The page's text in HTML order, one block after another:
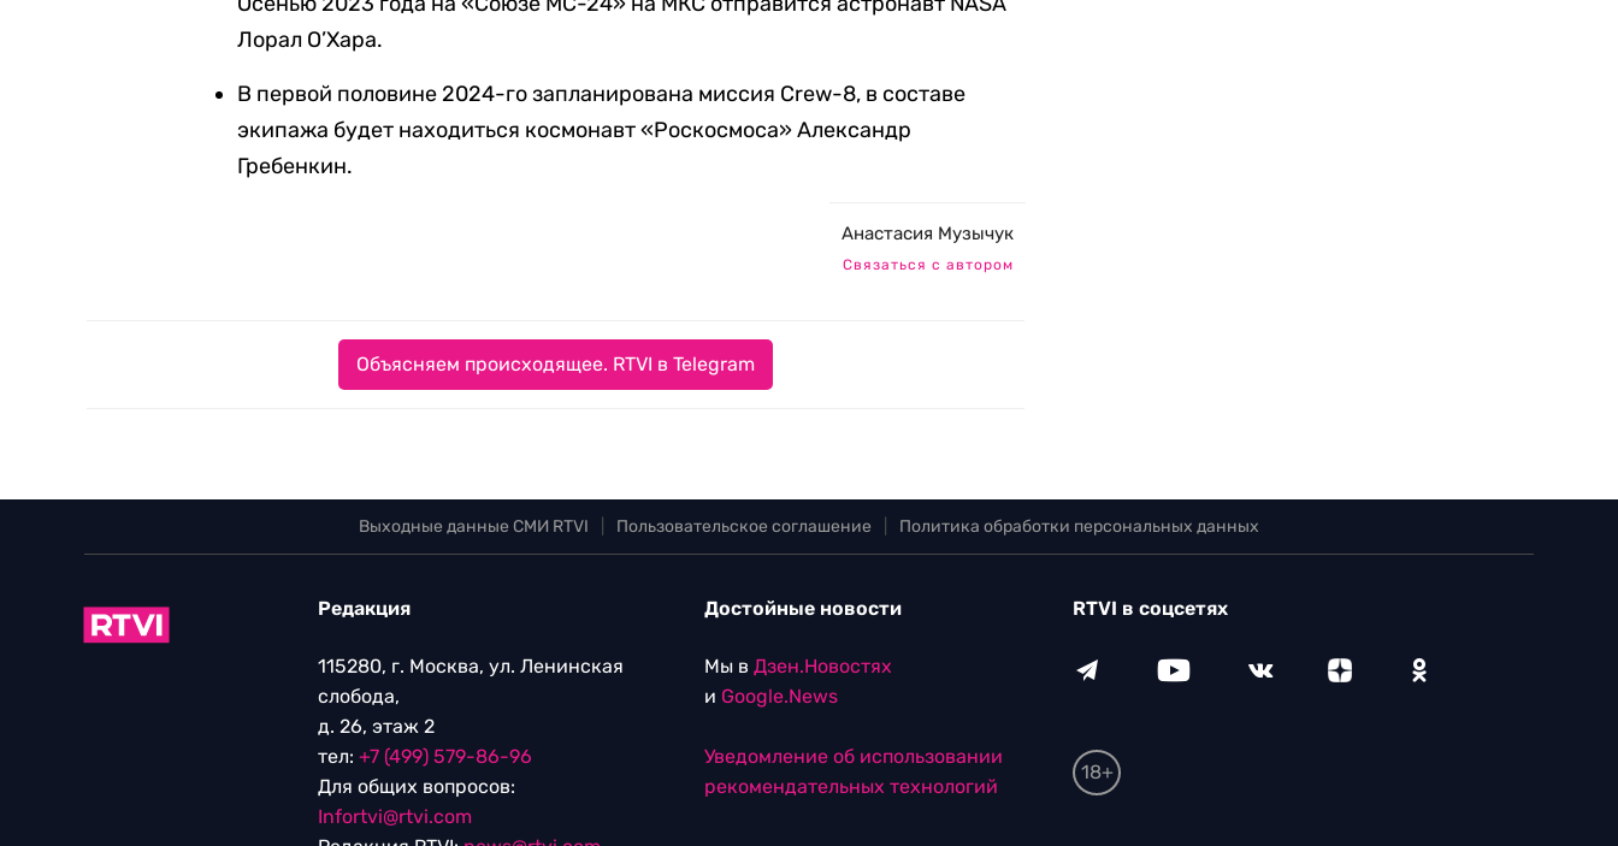
Лорал О’Хара.
В первой половине 2024-го запланирована миссия Crew-8, в составе
экипажа будет находиться космонавт «Роскосмоса» Александр
Гребенкин.
Анастасия Музычук
Связаться с автором
Объясняем происходящее. RTVI в Telegram
Выходные данные СМИ RTVI Пользовательское соглашение Политика обработки персональных данных
Редакция
115280, г. Москва, ул. Ленинская
слобода,
д. 26, этаж 2
тел: +7 (499) 579-86-96
Для общих вопросов:
Infortvi@rtvi.com
Достойные новости
Мы в Дзен.Новостях
и Google.News
Уведомление об использовании
рекомендательных технологий
RTVI в соцсетях
18+